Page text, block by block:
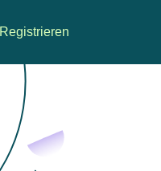
Registrieren